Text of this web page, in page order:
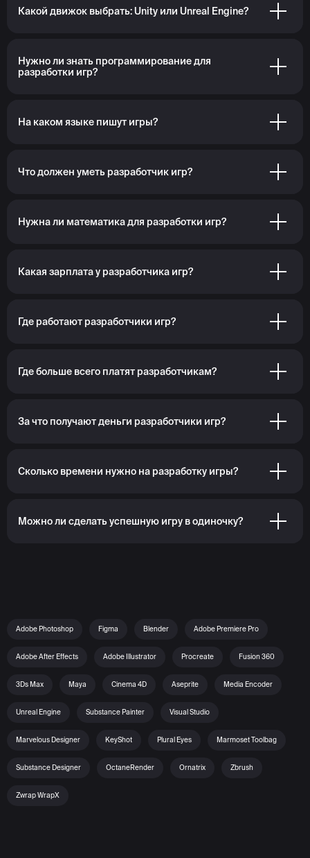
Какой движок выбрать: Unity или Unreal Engine?
Нужно ли знать программирование для
разработки игр?
На каком языке пишут игры?
Что должен уметь разработчик игр?
Нужна ли математика для разработки игр?
Какая зарплата у разработчика игр?
Где работают разработчики игр?
Где больше всего платят разработчикам?
За что получают деньги разработчики игр?
Сколько времени нужно на разработку игры?
Можно ли сделать успешную игру в одиночку?
Adobe Photoshop Figma Blender Adobe Premiere Pro
Adobe After Effects Adobe Illustrator Procreate Fusion 360
3Ds Max Maya Cinema 4D Aseprite Media Encoder
Unreal Engine Substance Painter Visual Studio
Marvelous Designer KeyShot Plural Eyes Marmoset Toolbag
Substance Designer OctaneRender Ornatrix Zbrush
Zwrap WrapX